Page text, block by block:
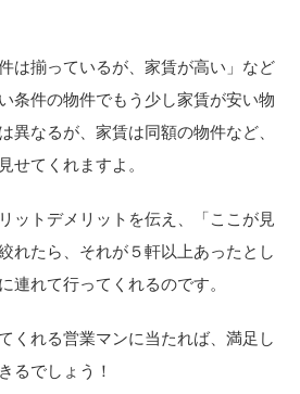
は揃っているが、家賃が高い」など
条件の物件でもう少し家賃が安い物
異なるが、家賃は同額の物件など、
せてくれますよ。
ットデメリットを伝え、「ここが見
れたら、それが５軒以上あったとし
連れて行ってくれるのです。
くれる営業マンに当たれば、満足し
るでしょう！